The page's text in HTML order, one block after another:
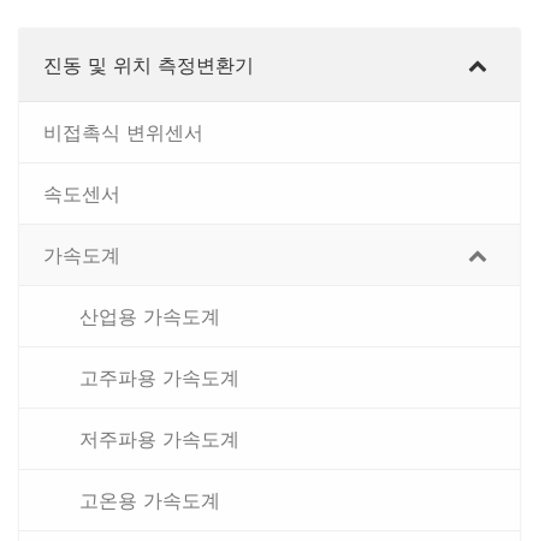
진동 및 위치 측정변환기
비접촉식 변위센서
속도센서
가속도계
산업용 가속도계
고주파용 가속도계
저주파용 가속도계
고온용 가속도계